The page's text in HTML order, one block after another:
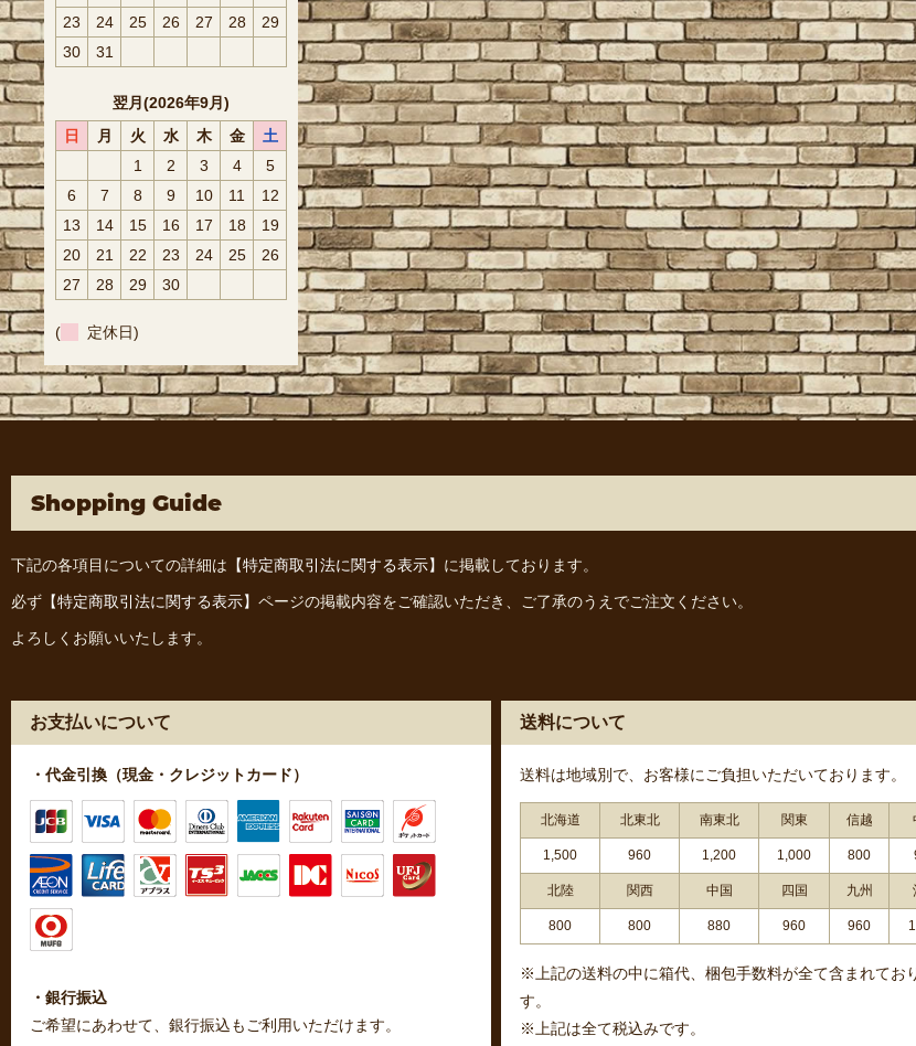
23
24 25 26 27 28
29
30
31
翌月(2026年9月)
日
月 火 水 木 金
土
1
2 3 4
5
6
7 8 9 10 11
12
13
14 15 16 17 18
19
20
21 22 23 24 25
26
27
28 29 30
( 定休日)
Shopping Guide
下記の各項目についての詳細は 【特定商取引法に関する表示】 に掲載しております。
必ず 【特定商取引法に関する表示】 ページの掲載内容をご確認いただき、ご了承のうえでご注文ください。
よろしくお願いいたします。
お支払いについて
・代金引換（現金・クレジットカード）
・銀行振込
ご希望にあわせて、銀行振込もご利用いただけます。
送料について
送料は地域別で、お客様にご負担いただいております。
北海道 北東北 南東北 関東 信越
1,500 960 1,200 1,000 800
北陸 関西 中国 四国 九州
800 800 880 960 960
※上記の送料の中に箱代、梱包手数料が全て含まれてお
す。
※上記は全て税込みです。